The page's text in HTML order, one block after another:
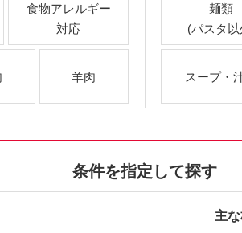
食物アレルギー
対応
羊肉
麺類
(パスタ以
スープ・
条件を指定して探す
主